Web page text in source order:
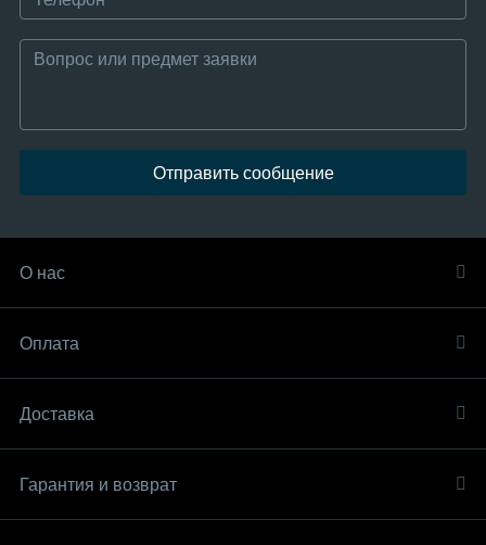
Отправить сообщение
О нас
Оплата
Доставка
Гарантия и возврат